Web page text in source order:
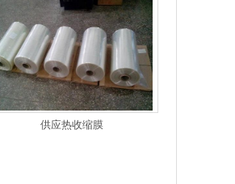
供应热收缩膜